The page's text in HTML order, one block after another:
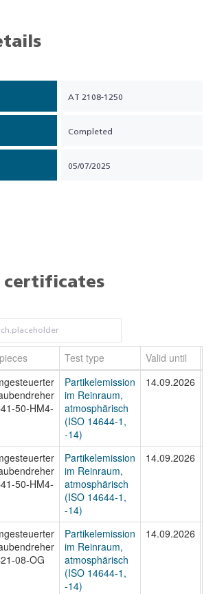
AT 2108-1250
Completed
05/07/2025
certificates
Test type Valid until
50-HM4-
Partikelemission
im Reinraum,
atmosphärisch
(ISO 14644-1,
-14)
14.09.2026
50-HM4-
Partikelemission
im Reinraum,
atmosphärisch
(ISO 14644-1,
-14)
14.09.2026
08-OG
Partikelemission
im Reinraum,
atmosphärisch
(ISO 14644-1,
-14)
14.09.2026